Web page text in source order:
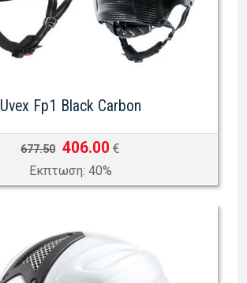
Uvex Fp1 Black Carbon
677.50 406.00 €
Eκπτωση: 40%